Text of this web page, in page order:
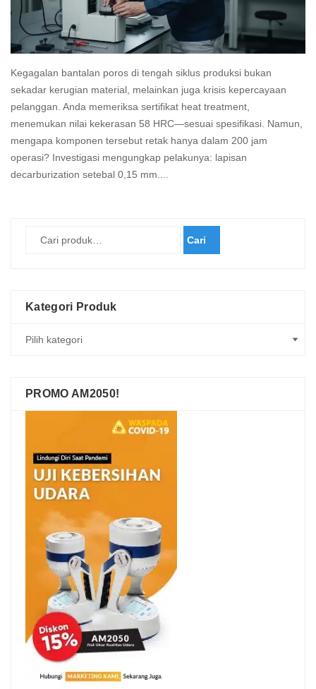
Kegagalan bantalan poros di tengah siklus produksi bukan
sekadar kerugian material, melainkan juga krisis kepercayaan
pelanggan. Anda memeriksa sertifikat heat treatment,
menemukan nilai kekerasan 58 HRC—sesuai spesifikasi. Namun,
mengapa komponen tersebut retak hanya dalam 200 jam
operasi? Investigasi mengungkap pelakunya: lapisan
decarburization setebal 0,15 mm....
Cari
Kategori Produk
PROMO AM2050!